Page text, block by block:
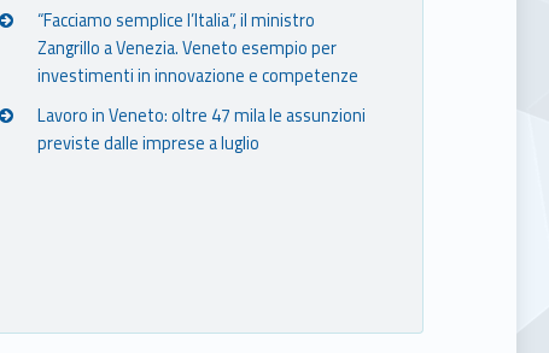
“Facciamo semplice l’Italia”, il ministro
Zangrillo a Venezia. Veneto esempio per
investimenti in innovazione e competenze
Lavoro in Veneto: oltre 47 mila le assunzioni
previste dalle imprese a luglio